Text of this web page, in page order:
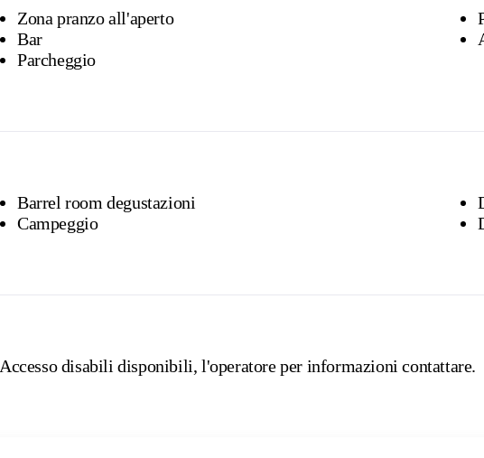
Zona pranzo all'aperto
Bar
Parcheggio
Barrel room degustazioni
Campeggio
Accesso disabili disponibili, l'operatore per informazioni contattare.